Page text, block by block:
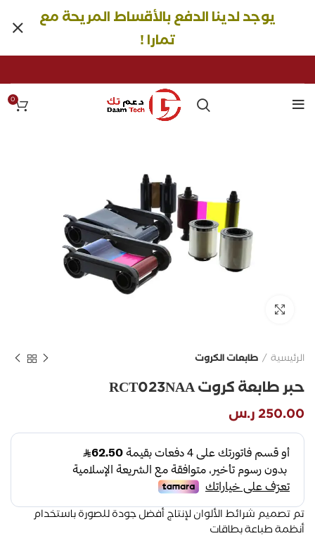
0
الرئيسية طابعات الكروت
حبر طابعة كروت RCT023NAA
250.00ر.س
تم تصميم شرائط الألوان لإنتاج أفضل جودة للصورة باستخدام
أنظمة طباعة بطاقات
يوجد لدينا الدفع بالأقساط المريحة مع
تمارا !